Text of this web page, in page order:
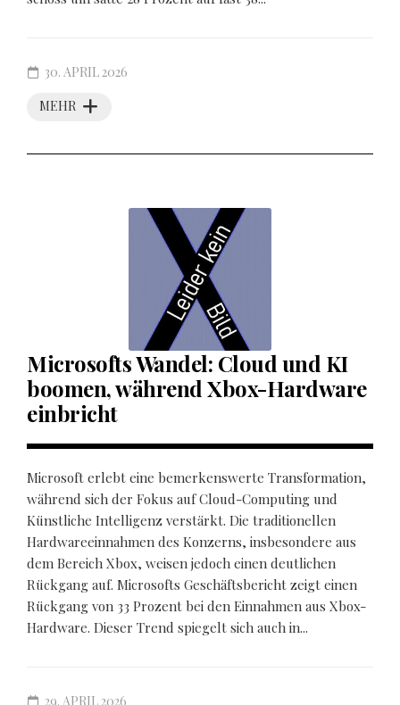
MEHR
30. APRIL 2026
Microsofts Wandel: Cloud und KI
boomen, während Xbox-Hardware
einbricht
Microsoft erlebt eine bemerkenswerte Transformation,
während sich der Fokus auf Cloud-Computing und
Künstliche Intelligenz verstärkt. Die traditionellen
Hardwareeinnahmen des Konzerns, insbesondere aus
dem Bereich Xbox, weisen jedoch einen deutlichen
Rückgang auf. Microsofts Geschäftsbericht zeigt einen
Rückgang von 33 Prozent bei den Einnahmen aus Xbox-
Hardware. Dieser Trend spiegelt sich auch in...
29. APRIL 2026